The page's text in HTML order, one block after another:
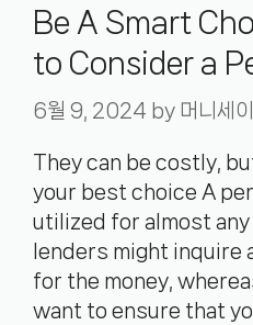
Be A Smart
to Consider a
6월 9, 2024 by 머니세이
They can be costly,
your best choice A
utilized for almost any
lenders might inquire
for the money,
want to ensure that